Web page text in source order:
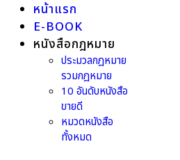
หน้าแรก
E-BOOK
หนังสือกฎหมาย
ประมวลกฎหมาย
รวมกฎหมาย
10 อันดับหนังสือ
ขายดี
หมวดหนังสือ
ทั้งหมด